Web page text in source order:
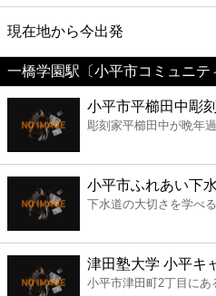
映画
美容
コンビニ
薬局
スーパー
エンタメ
現在地から今出発
一橋学園駅〔小平市コミュニテ
小平市平櫛田中彫
彫刻家平櫛田中が晩年
小平市ふれあい下
下水道の大切さを学べ
津田塾大学 小平キ
小平市津田町2丁目にあ